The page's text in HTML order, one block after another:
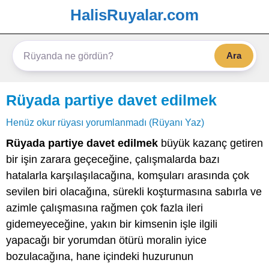
HalisRuyalar.com
Ara
Rüyada partiye davet edilmek
Henüz okur rüyası yorumlanmadı (Rüyanı Yaz)
Rüyada partiye davet edilmek büyük kazanç getiren
bir işin zarara geçeceğine, çalışmalarda bazı
hatalarla karşılaşılacağına, komşuları arasında çok
sevilen biri olacağına, sürekli koşturmasına sabırla ve
azimle çalışmasına rağmen çok fazla ileri
gidemeyeceğine, yakın bir kimsenin işle ilgili
yapacağı bir yorumdan ötürü moralin iyice
bozulacağına, hane içindeki huzurunun